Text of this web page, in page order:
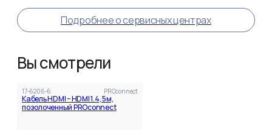
Подробнее о сервисных центрах
Вы смотрели
17-6206-6 PROconnect
Кабель HDMI – HDMI 1.4, 5м,
позолоченный PROconnect